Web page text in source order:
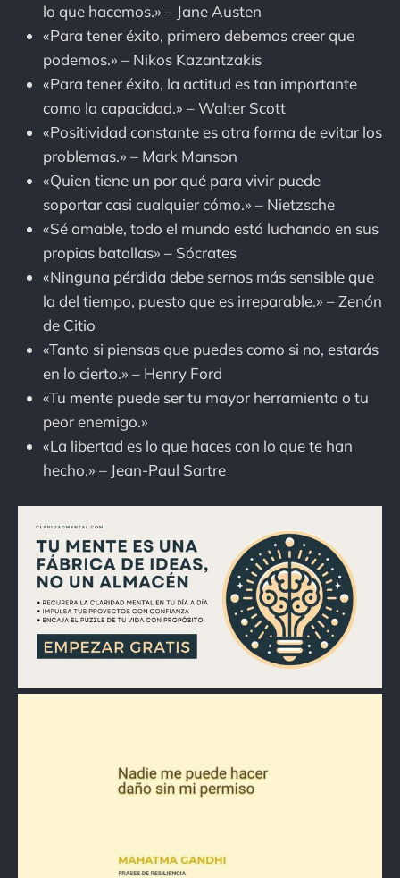
lo que hacemos.» – Jane Austen
«Para tener éxito, primero debemos creer que
podemos.» – Nikos Kazantzakis
«Para tener éxito, la actitud es tan importante
como la capacidad.» – Walter Scott
«Positividad constante es otra forma de evitar los
problemas.» – Mark Manson
«Quien tiene un por qué para vivir puede
soportar casi cualquier cómo.» – Nietzsche
«Sé amable, todo el mundo está luchando en sus
propias batallas» – Sócrates
«Ninguna pérdida debe sernos más sensible que
la del tiempo, puesto que es irreparable.» – Zenón
de Citio
«Tanto si piensas que puedes como si no, estarás
en lo cierto.» – Henry Ford
«Tu mente puede ser tu mayor herramienta o tu
peor enemigo.»
«La libertad es lo que haces con lo que te han
hecho.» – Jean-Paul Sartre